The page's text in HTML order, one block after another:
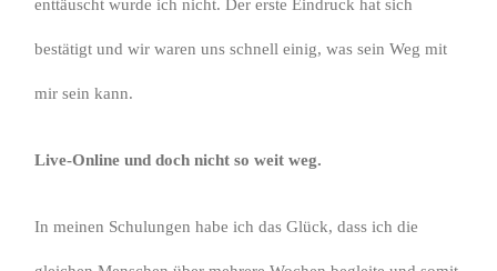
enttäuscht wurde ich nicht. Der erste Eindruck hat sich
bestätigt und wir waren uns schnell einig, was sein Weg mit
mir sein kann.
Live-Online und doch nicht so weit weg.
In meinen Schulungen habe ich das Glück, dass ich die